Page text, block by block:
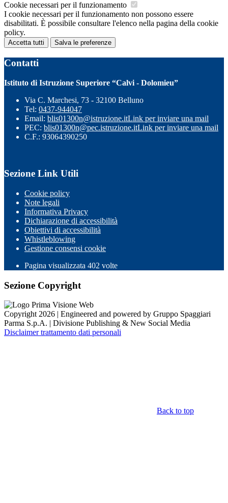
Cookie necessari per il funzionamento
I cookie necessari per il funzionamento non possono essere
disabilitati. È possibile consultare l'elenco nella pagina della cookie
policy.
Accetta tutti Salva le preferenze
Contatti
Istituto di Istruzione Superiore “Calvi - Dolomieu”
Via C. Marchesi, 73 - 32100 Belluno
Tel: 0437-944047
Email: blis01300n@istruzione.itLink per inviare una mail
PEC: blis01300n@pec.istruzione.itLink per inviare una mail
C.F.: 93064390250
Sezione Link Utili
Cookie policy
Note legali
Informativa Privacy
Dichiarazione di accessibilità
Obiettivi di accessibilità
Whistleblowing
Gestione consensi cookie
Pagina visualizzata 402 volte
Sezione Copyright
Copyright 2026 | Engineered and powered by Gruppo Spaggiari
Parma S.p.A. | Divisione Publishing & New Social Media
Disclaimer trattamento dati personali
Back to top